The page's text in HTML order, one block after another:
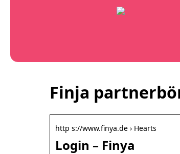
Finja
http s://www.finya.de › Hearts
Login – Finya